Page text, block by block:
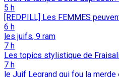
5 h
[REDPILL] Les FEMMES
6 h
les juifs, 9 ram
7 h
Les topics stylistique de
7 h
le Juif Legrand qui fou la